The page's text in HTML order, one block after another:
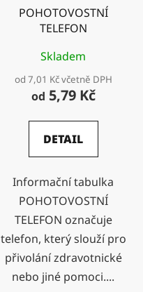
POHOTOVOSTNÍ
TELEFON
Skladem
od 7,01 Kč včetně DPH
od 5,79 Kč
DETAIL
Informační tabulka
POHOTOVOSTNÍ
TELEFON označuje
telefon, který slouží pro
přivolání zdravotnické
nebo jiné pomoci....